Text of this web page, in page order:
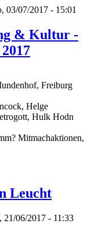
03/07/2017 - 15:01
& Kultur -
Freiburg
Helge
Hulk Hodn
Mitmachaktionen,
Leucht
21/06/2017 - 11:33